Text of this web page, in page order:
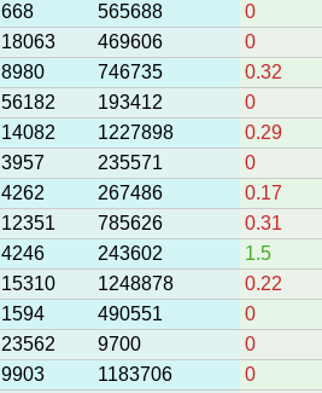
668 565688 0
18063 469606 0
8980 746735 0.32
56182 193412 0
14082 1227898 0.29
3957 235571 0
4262 267486 0.17
12351 785626 0.31
4246 243602 1.5
15310 1248878 0.22
1594 490551 0
23562 9700 0
9903 1183706 0